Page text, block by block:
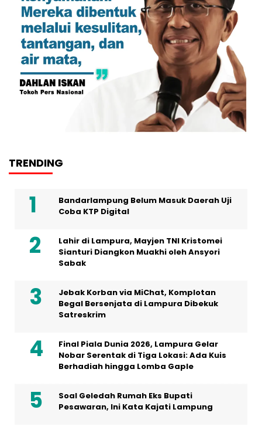
TRENDING
Bandarlampung Belum Masuk Daerah Uji
Coba KTP Digital
Lahir di Lampura, Mayjen TNI Kristomei
Sianturi Diangkon Muakhi oleh Ansyori
Sabak
Jebak Korban via MiChat, Komplotan
Begal Bersenjata di Lampura Dibekuk
Satreskrim
Final Piala Dunia 2026, Lampura Gelar
Nobar Serentak di Tiga Lokasi: Ada Kuis
Berhadiah hingga Lomba Gaple
Soal Geledah Rumah Eks Bupati
Pesawaran, Ini Kata Kajati Lampung